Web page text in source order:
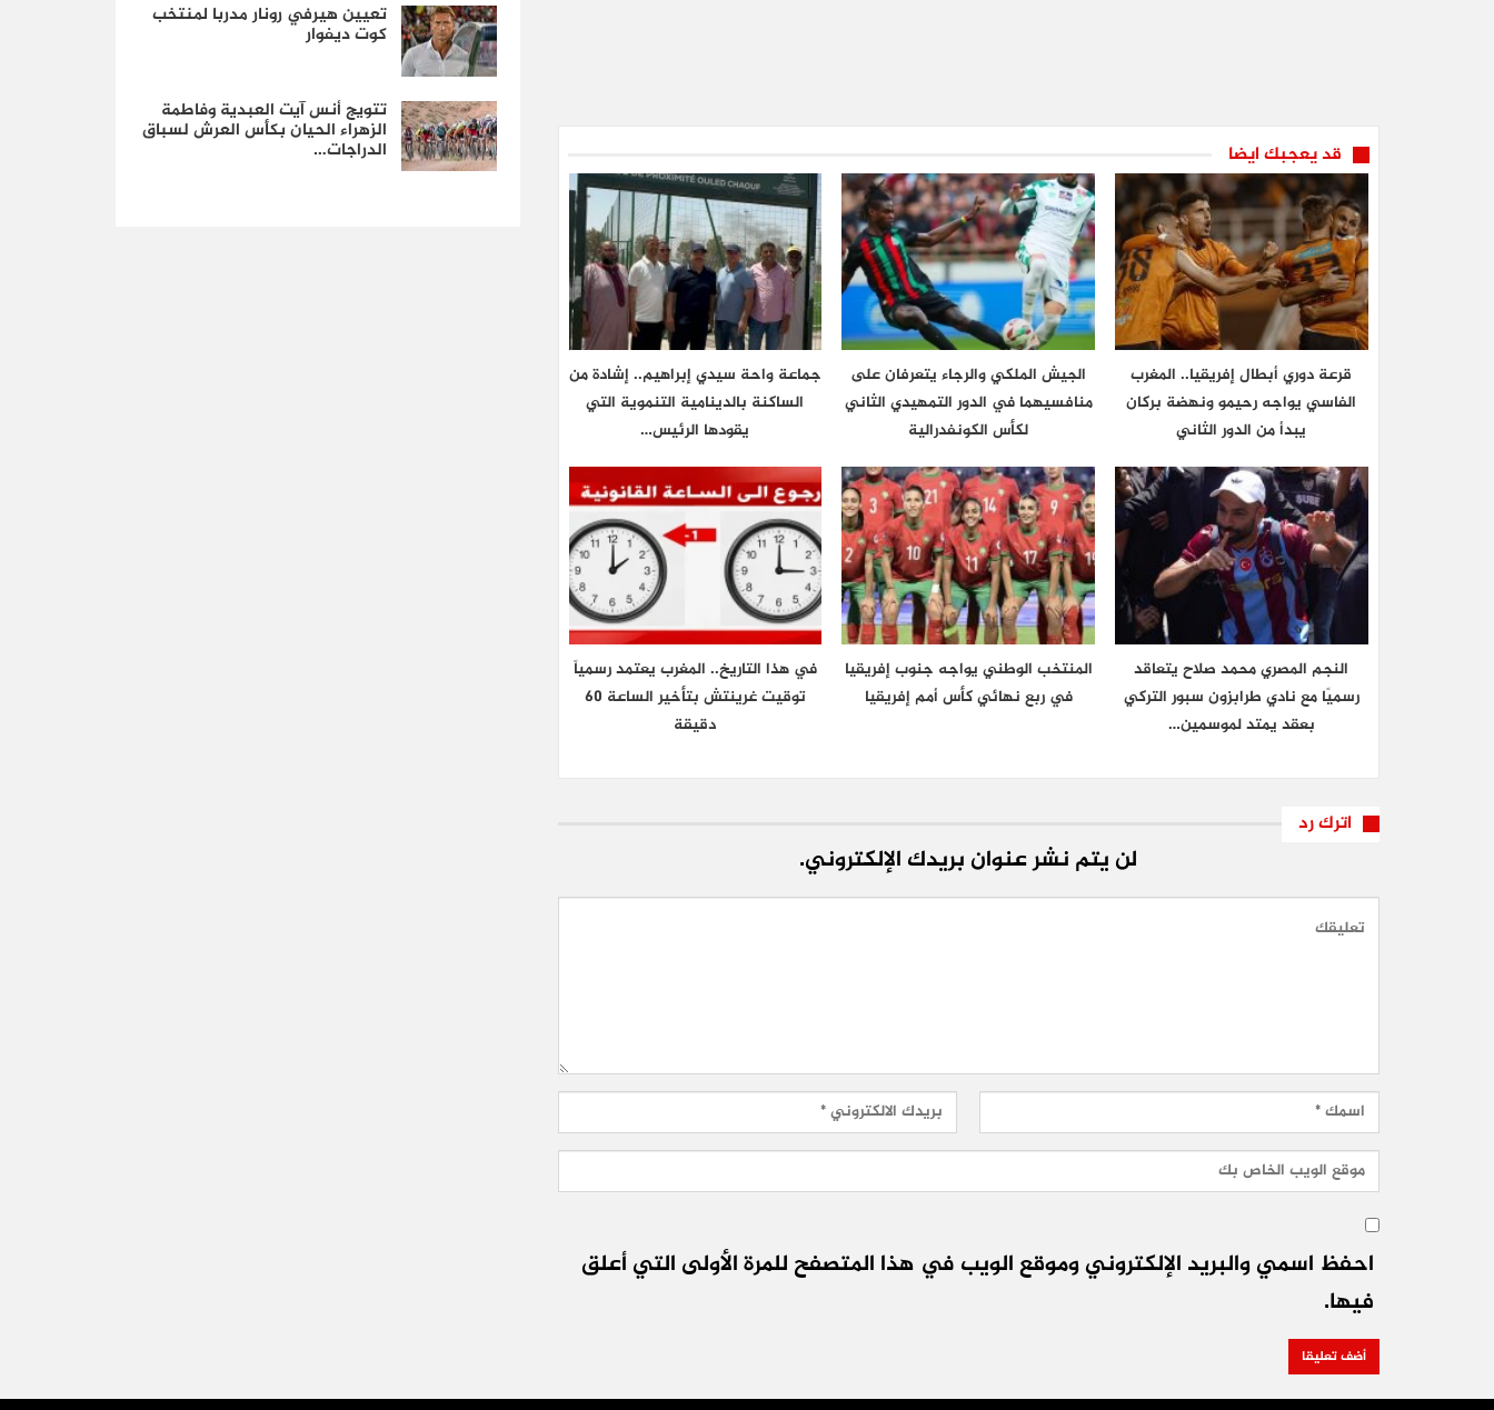
قد يعجبك ايضا
قرعة دوري أبطال إفريقيا.. المغرب
الفاسي يواجه رحيمو ونهضة بركان
يبدأ من الدور الثاني
الجيش الملكي والرجاء يتعرفان على
منافسيهما في الدور التمهيدي الثاني
لكأس الكونفدرالية
جماعة واحة سيدي إبراهيم.. إشادة من
الساكنة بالدينامية التنموية التي
يقودها الرئيس…
النجم المصري محمد صلاح يتعاقد
رسميًا مع نادي طرابزون سبور التركي
بعقد يمتد لموسمين…
المنتخب الوطني يواجه جنوب إفريقيا
في ربع نهائي كأس أمم إفريقيا
في هذا التاريخ.. المغرب يعتمد رسمياً
توقيت غرينتش بتأخير الساعة 60
دقيقة
اترك رد
لن يتم نشر عنوان بريدك الإلكتروني.
احفظ اسمي والبريد الإلكتروني وموقع الويب في هذا المتصفح للمرة الأولى التي أعلق
فيها.
تعيين هيرفي رونار مدربا لمنتخب
كوت ديفوار
تتويج أنس آيت العبدية وفاطمة
الزهراء الحيان بكأس العرش لسباق
الدراجات…